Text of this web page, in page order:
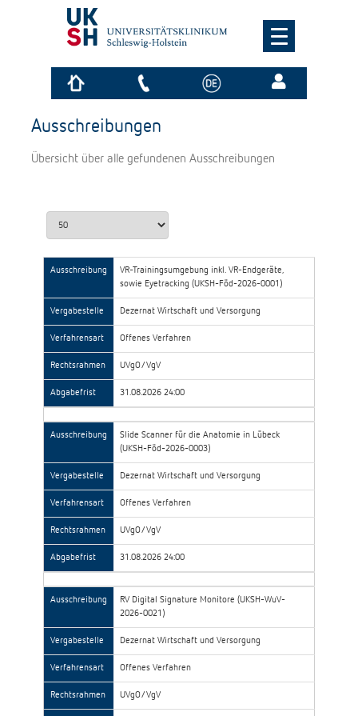
Ausschreibungen
Übersicht über alle gefundenen Ausschreibungen
Ausschreibung
VR-Trainingsumgebung inkl. VR-Endgeräte,
sowie Eyetracking (UKSH-Föd-2026-0001)
Vergabestelle Dezernat Wirtschaft und Versorgung
Verfahrensart Offenes Verfahren
Rechtsrahmen UVgO/VgV
Abgabefrist 31.08.2026 24:00
Ausschreibung
Slide Scanner für die Anatomie in Lübeck
(UKSH-Föd-2026-0003)
Vergabestelle Dezernat Wirtschaft und Versorgung
Verfahrensart Offenes Verfahren
Rechtsrahmen UVgO/VgV
Abgabefrist 31.08.2026 24:00
Ausschreibung
RV Digital Signature Monitore (UKSH-WuV-
2026-0021)
Vergabestelle Dezernat Wirtschaft und Versorgung
Verfahrensart Offenes Verfahren
Rechtsrahmen UVgO/VgV